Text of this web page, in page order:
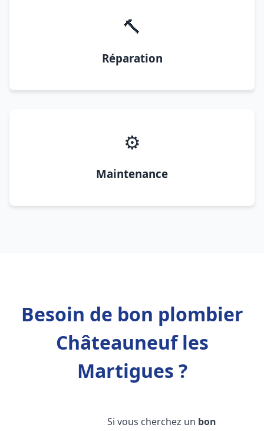
🔨
Réparation
⚙️
Maintenance
Besoin de bon plombier
Châteauneuf les
Martigues ?
Si vous cherchez un bon